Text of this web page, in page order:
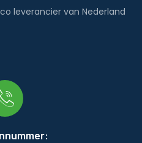
leverancier van Nederland